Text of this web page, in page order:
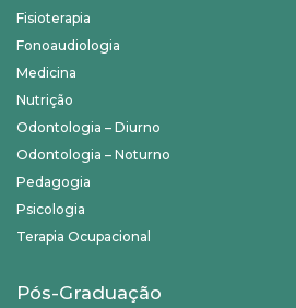
Fisioterapia
Fonoaudiologia
Medicina
Nutrição
Odontologia – Diurno
Odontologia – Noturno
Pedagogia
Psicologia
Terapia Ocupacional
Pós-Graduação